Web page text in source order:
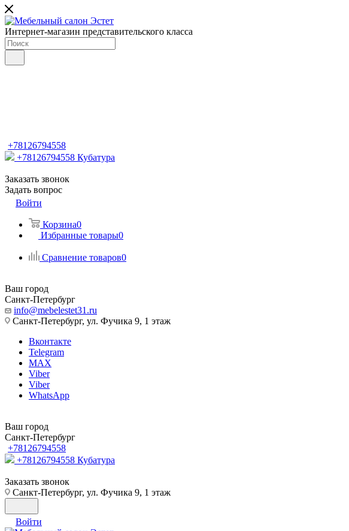
Интернет-магазин представительского класса
+78126794558
+78126794558 Кубатура
Заказать звонок
Задать вопрос
Войти
Корзина0
Избранные товары0
Сравнение товаров0
Ваш город
Санкт-Петербург
info@mebelestet31.ru
Санкт-Петербург, ул. Фучика 9, 1 этаж
Вконтакте
Telegram
MAX
Viber
Viber
WhatsApp
Ваш город
Санкт-Петербург
+78126794558
+78126794558 Кубатура
Заказать звонок
Санкт-Петербург, ул. Фучика 9, 1 этаж
Войти